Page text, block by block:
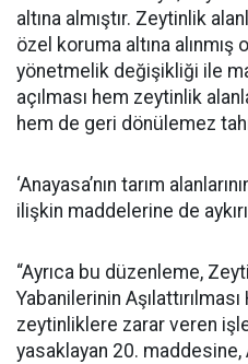
altına almıştır. Zeytinlik
özel koruma altına alınmış
yönetmelik değişikliği ile
açılması hem zeytinlik
hem de geri dönülemez
‘Anayasa’nın tarım
ilişkin maddelerine de
“Ayrıca bu düzenleme,
Yabanilerinin Aşılattırılması
zeytinliklere zarar veren
yasaklayan 20. maddesine,